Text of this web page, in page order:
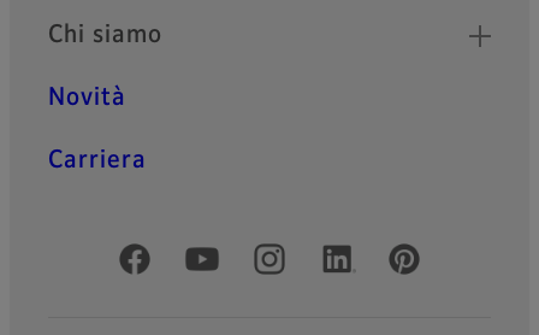
Chi siamo
Novità
Carriera
Social media ufficiali